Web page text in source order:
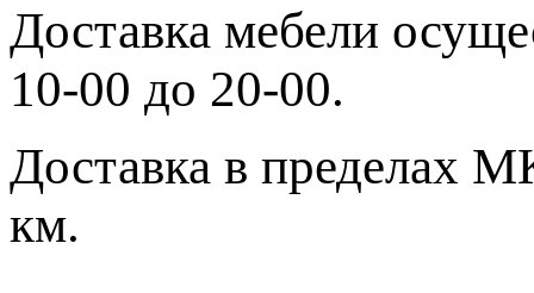
Доставка мебели
10-00 до 20-00.
Доставка в пределах
км.